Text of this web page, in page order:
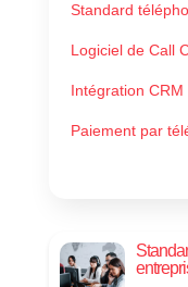
Standard
Logiciel de Call
Intégration CRM
Paiement par